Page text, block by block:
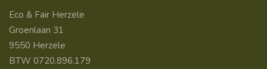
Eco & Fair Herzele
Groenlaan 31
9550 Herzele
BTW 0720.896.179